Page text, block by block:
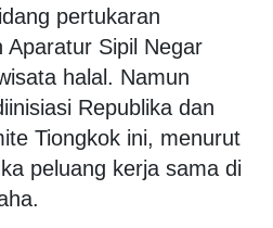
pertukaran
Aparatur Sipil Negar
halal. Namun
Republika dan
Tiongkok ini, menurut
peluang kerja sama di